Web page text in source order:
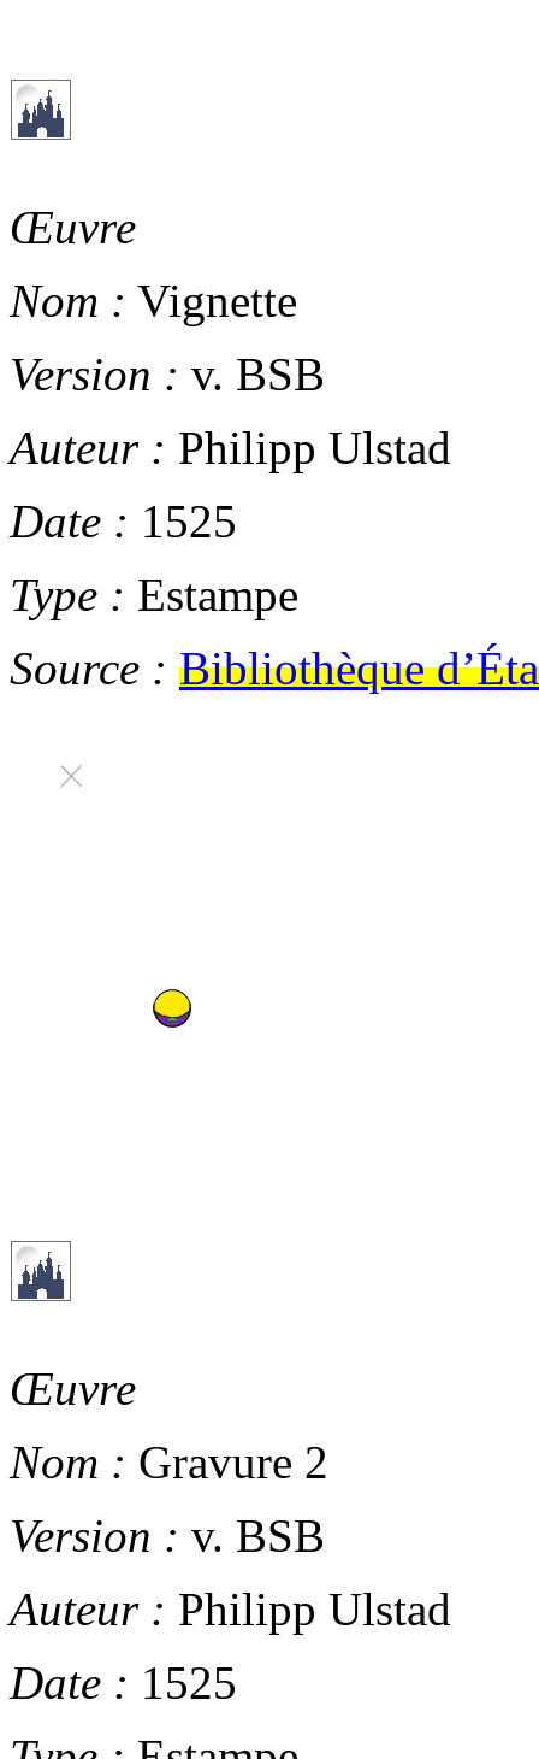
Œuvre
Nom : Vignette
Version : v. BSB
Auteur : Philipp Ulstad
Date : 1525
Type : Estampe
Source : Bibliothèque
Œuvre
Nom : Gravure 2
Version : v. BSB
Auteur : Philipp Ulstad
Date : 1525